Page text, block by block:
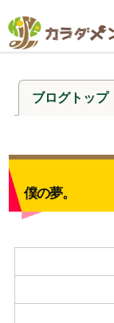
ブログトップ
僕の夢。